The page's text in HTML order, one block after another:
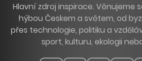
Hlavní zdroj inspirace. Věnujeme
hýbou Českem a světem, od
přes technologie, politiku a
sport, kulturu, ekologii